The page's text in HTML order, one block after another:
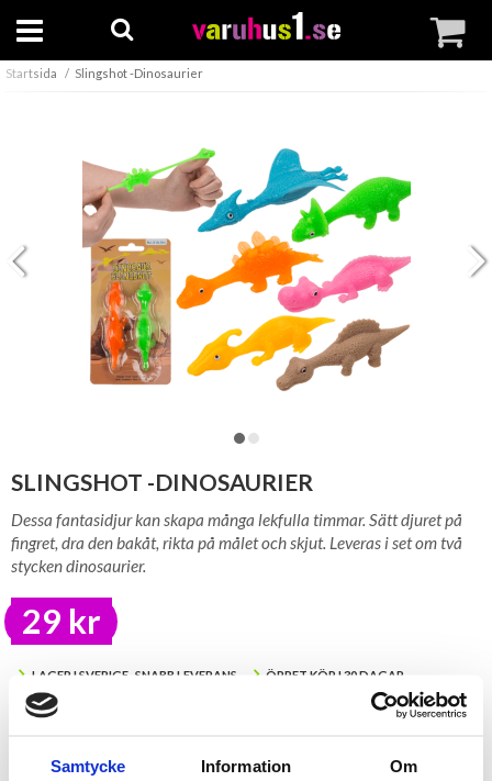
Samtycke Information Om
Startsida Slingshot -Dinosaurier
SLINGSHOT -DINOSAURIER
Dessa fantasidjur kan skapa många lekfulla timmar. Sätt djuret på
fingret, dra den bakåt, rikta på målet och skjut. Leveras i set om två
stycken dinosaurier.
29 kr
LAGER I SVERIGE, SNABB LEVERANS ÖPPET KÖP I 30 DAGAR
BEVAKA
Tillfälligt Slut